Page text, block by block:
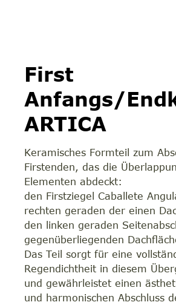
First
Anfangs/
ARTICA
Keramisches Formteil zum
Firstenden, das die
Elementen abdeckt:
den Firstziegel Caballete
rechten geraden der einen
den linken geraden
gegenüberliegenden
Das Teil sorgt für eine
Regendichtheit in diesem
und gewährleistet einen
und harmonischen Abschluss